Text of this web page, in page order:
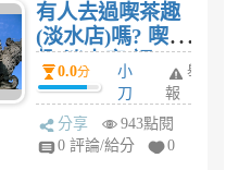
有人去過喫茶趣
(淡水店)嗎? 喫茶
趣(淡水店)評
價?
0.0分
小
刀
6
年
舉
報
分享
943點閱
0 評論/給分
0